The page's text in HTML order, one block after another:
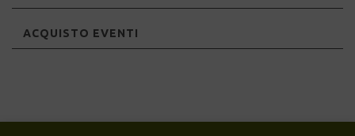
ACQUISTO EVENTI